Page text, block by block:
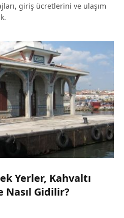
giriş ücretlerini ve ulaşım
Yerler, Kahvaltı
Nasıl Gidilir?